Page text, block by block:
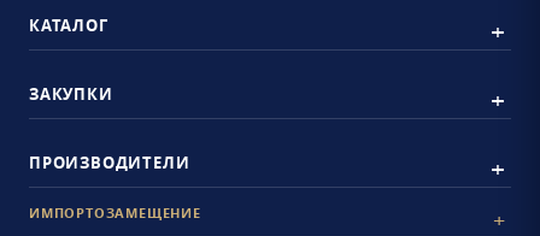
КАТАЛОГ
ЗАКУПКИ
ПРОИЗВОДИТЕЛИ
ИМПОРТОЗАМЕЩЕНИЕ